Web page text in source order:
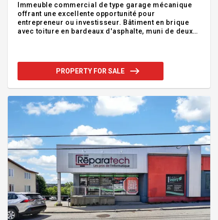
Immeuble commercial de type garage mécanique
offrant une excellente opportunité pour
entrepreneur ou investisseur. Bâtiment en brique
avec toiture en bardeaux d'asphalte, muni de deux
pièce de stockage. Le garage est vendu avec
inventaire et outils, permettant une prise de
voitures et aucun voisin à l'arrière. Emplacement
stratégique à proximité des axes routi
PROPERTY FOR SALE